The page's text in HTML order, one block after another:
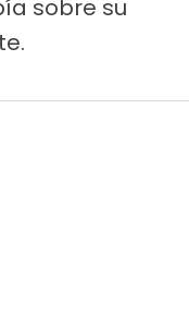
sobre su